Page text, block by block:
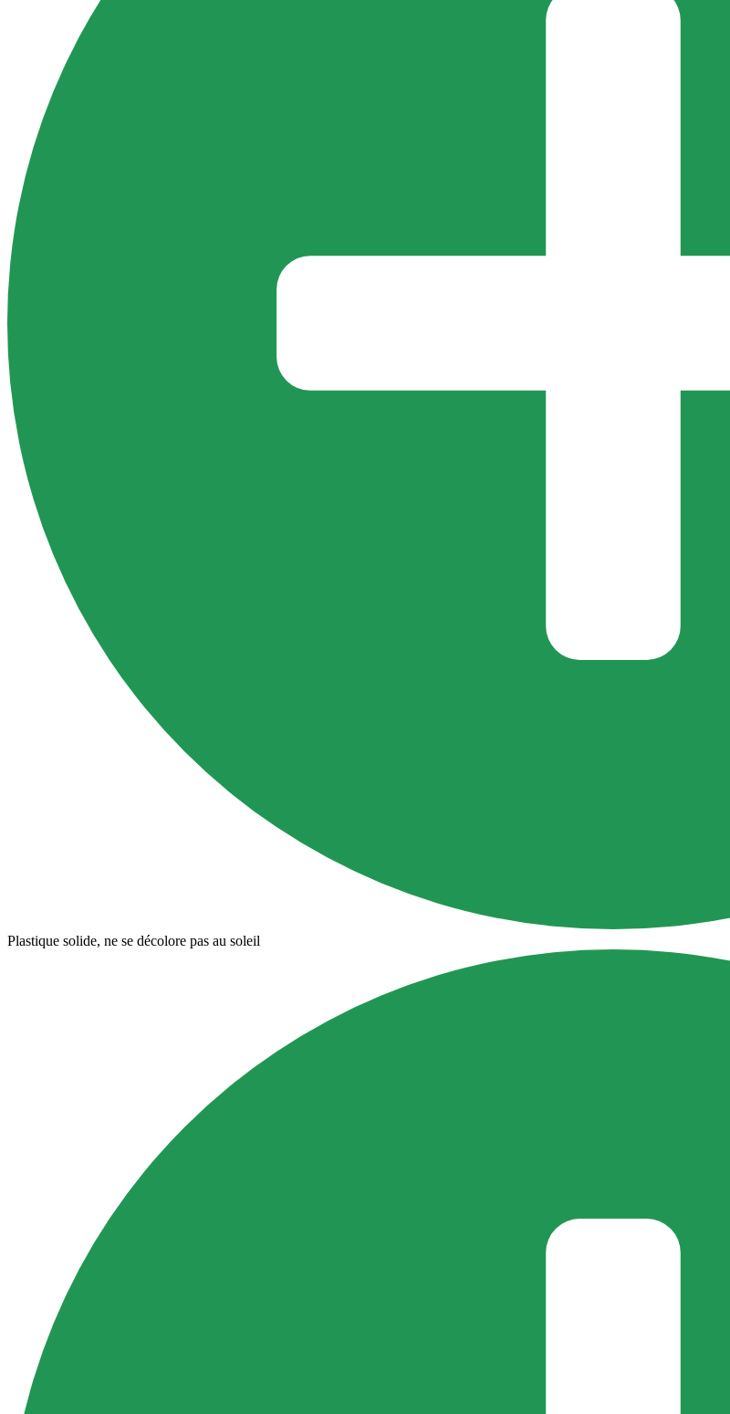
Plastique solide, ne se décolore pas au soleil